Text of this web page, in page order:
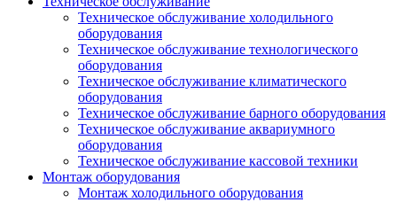
Техническое обслуживание холодильного
оборудования
Техническое обслуживание технологического
оборудования
Техническое обслуживание климатического
оборудования
Техническое обслуживание барного оборудования
Техническое обслуживание аквариумного
оборудования
Техническое обслуживание кассовой техники
Монтаж оборудования
Монтаж холодильного оборудования